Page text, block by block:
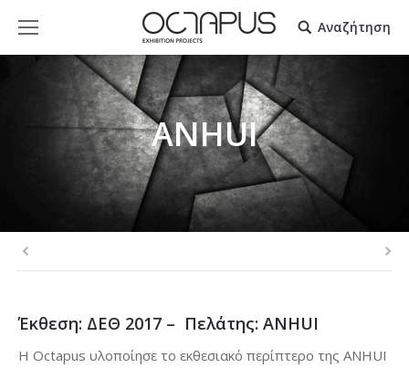
Αναζήτηση
ANHUI
Έκθεση: ΔΕΘ 2017 – Πελάτης: ANHUI
H Octapus υλοποίησε το εκθεσιακό περίπτερο της ANHUI